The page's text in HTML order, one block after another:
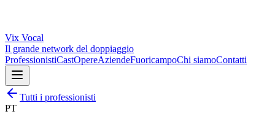
Vix Vocal
Il grande network del doppiaggio
ProfessionistiCastOpereAziendeFuoricampoChi siamoContatti
Tutti i professionisti
PT